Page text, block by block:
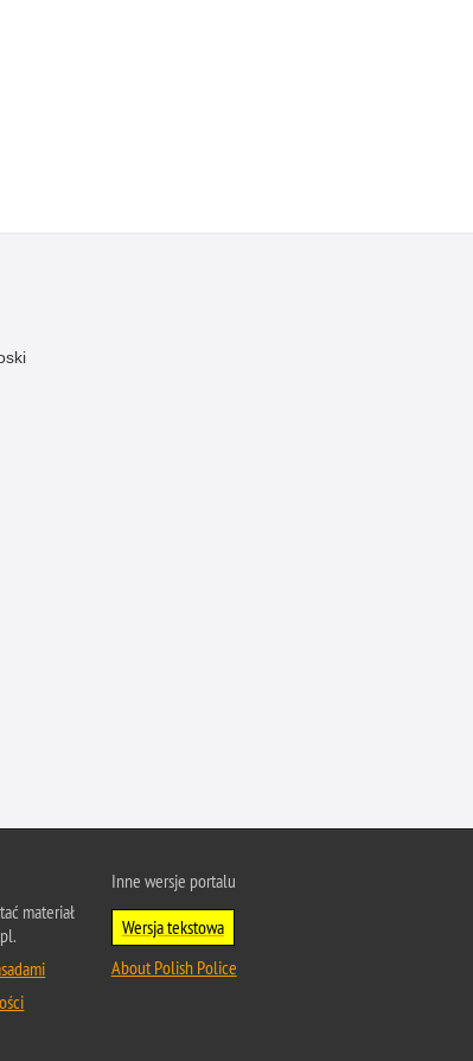
gospodarcza
internetowa
komputerowa
przeciwko życiu
seksualna
ubezpieczeniowa
w Policji
materiał
Inne wersje portalu
Wersja tekstowa
About Polish Police